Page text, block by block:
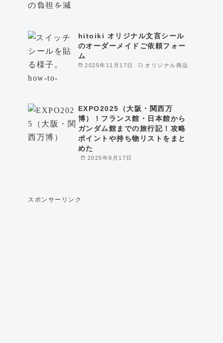
2025年11月17日 オリジナル商品
hitoiki オリジナル文言シール
のオーダーメイドご依頼フォー
ム
2025年8月17日
EXPO2025（大阪・関西万
博）！フランス館・日本館から
ガンダム館までの旅行記！攻略
ポイントや持ち物リストをまと
めた
スポンサーリンク